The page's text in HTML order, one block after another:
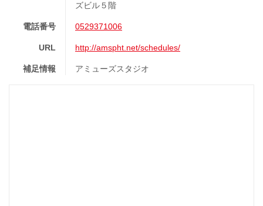
ズビル５階
電話番号 0529371006
URL http://amspht.net/schedules/
補足情報 アミューズスタジオ